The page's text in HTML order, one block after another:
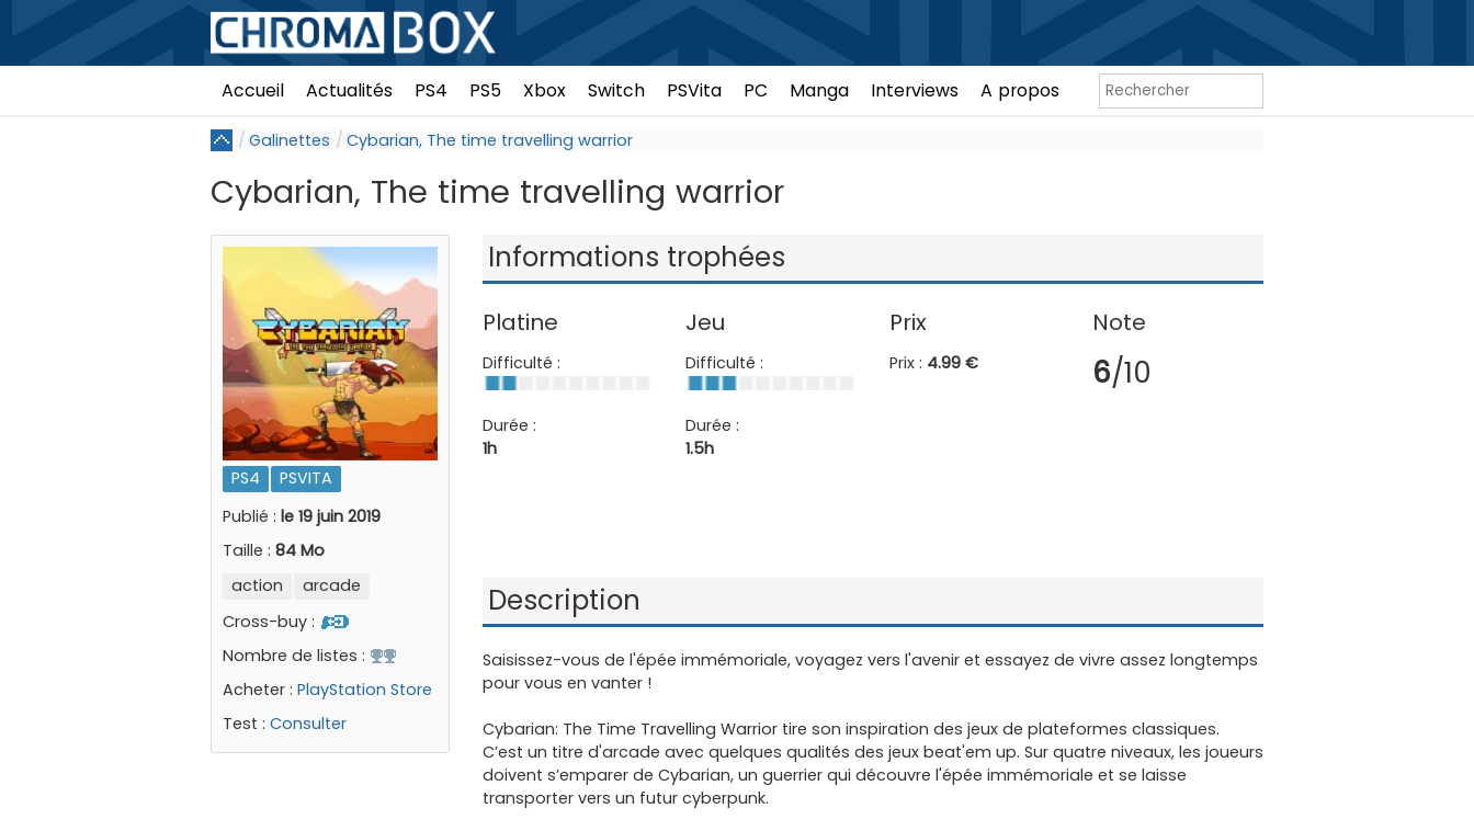
Accueil Actualités PS4 PS5 Xbox Switch PSVita PC Manga Interviews A propos
Galinettes Cybarian, The time travelling warrior
Cybarian, The time travelling warrior
PS4
PSVITA
Publié : le 19 juin 2019
Taille : 84 Mo
action
arcade
Cross-buy :
Nombre de listes :
Acheter : PlayStation Store
Test : Consulter
Informations trophées
Platine
Difficulté :
Durée :
1h
Jeu
Difficulté :
Durée :
1.5h
Prix
Prix : 4.99 €
Note
6/10
Description
Saisissez-vous de l'épée immémoriale, voyagez vers l'avenir et essayez de vivre assez longtemps
pour vous en vanter !
Cybarian: The Time Travelling Warrior tire son inspiration des jeux de plateformes classiques.
C’est un titre d'arcade avec quelques qualités des jeux beat'em up. Sur quatre niveaux, les joueurs
doivent s’emparer de Cybarian, un guerrier qui découvre l'épée immémoriale et se laisse
transporter vers un futur cyberpunk.